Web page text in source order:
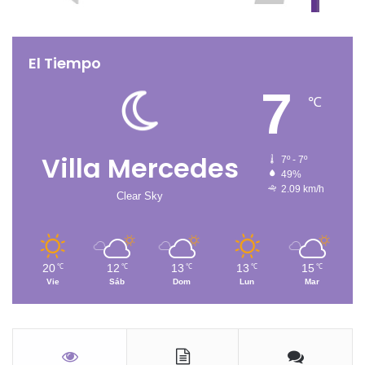
El Tiempo
Villa Mercedes
Clear Sky
7 ℃
7º - 7º
49%
2.09 km/h
20 ℃
Vie
12 ℃
Sáb
13 ℃
Dom
13 ℃
Lun
15 ℃
Mar